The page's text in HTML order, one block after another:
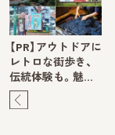
【PR】アウトドアに
レトロな街歩き、
伝統体験も。魅…